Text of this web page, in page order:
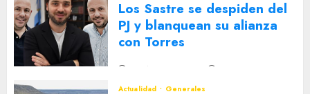
Los Sastre se despiden del
PJ y blanquean su alianza
con Torres
2 DE AGOSTO DE 2026
Actualidad
Generales